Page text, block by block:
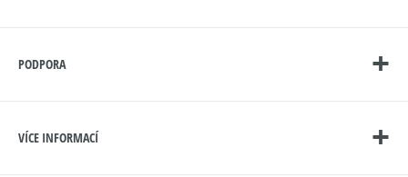
PODPORA
VÍCE INFORMACÍ